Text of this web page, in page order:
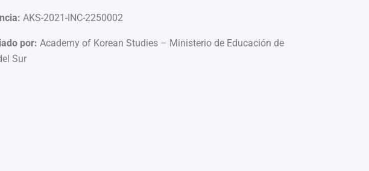
AKS-2021-INC-2250002
por: Academy of Korean Studies – Ministerio de Educación de
Sur